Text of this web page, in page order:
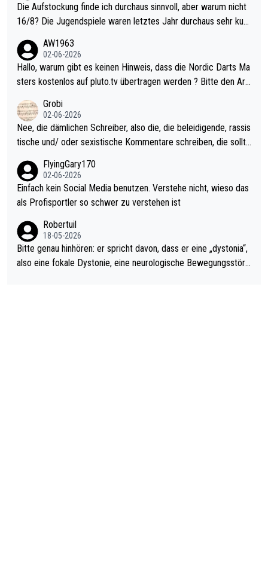
Die Aufstockung finde ich durchaus sinnvoll, aber warum nicht
16/8? Die Jugendspiele waren letztes Jahr durchaus sehr kurz
Allerdings ist Mitchell Lawrie als Nummer 1 der Welt eh qualifi
ziert. Somit ändert die automatische Qualifikation des Weltmei
sters erstmal nichts. Ich denke sie wollen damit für nächstes J
ohl wenig WDF Turniere spielen. Dies war bei Archie Self letzt
es Jahr der Fall. Er musste als amtierender Weltmeister durch
den Qualifier und ich glaube kaum, dass Mitchel sich das (in Ve
el hat.
AW1963
02-06-2026
Hallo, warum gibt es keinen Hinweis, dass die Nordic Darts Ma
sters kostenlos auf pluto.tv übertragen werden ? Bitte den Arti
Grobi
02-06-2026
Nee, die dämlichen Schreiber, also die, die beleidigende, rassis
tische und/ oder sexistische Kommentare schreiben, die sollte
s Leben in den Griff kriegen. Nur eins wundert mich: Luke Little
r war doch neulich erst derjenige, der über Social Media GvV p
rovoziert hat. Und Littlers Mutter schießt öfters mal gegen Ric
FlyingGary170
02-06-2026
Einfach kein Social Media benutzen. Verstehe nicht, wieso das
als Profisportler so schwer zu verstehen ist
Robertuil
18-05-2026
Bitte genau hinhören: er spricht davon, dass er eine „dystonia“,
also eine fokale Dystonie, eine neurologische Bewegungsstöru